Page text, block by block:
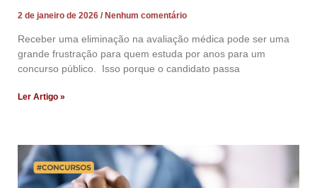
2 de janeiro de 2026 Nenhum comentário
Receber uma eliminação na avaliação médica pode ser uma
grande frustração para quem estuda por anos para um
concurso público. Isso porque o candidato passa
Ler Artigo »